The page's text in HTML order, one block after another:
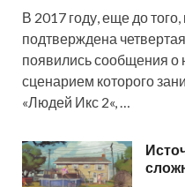
В 2017 году, еще до
подтверждена
появились сообщения
сценарием которого
«Людей Икс 2«, …